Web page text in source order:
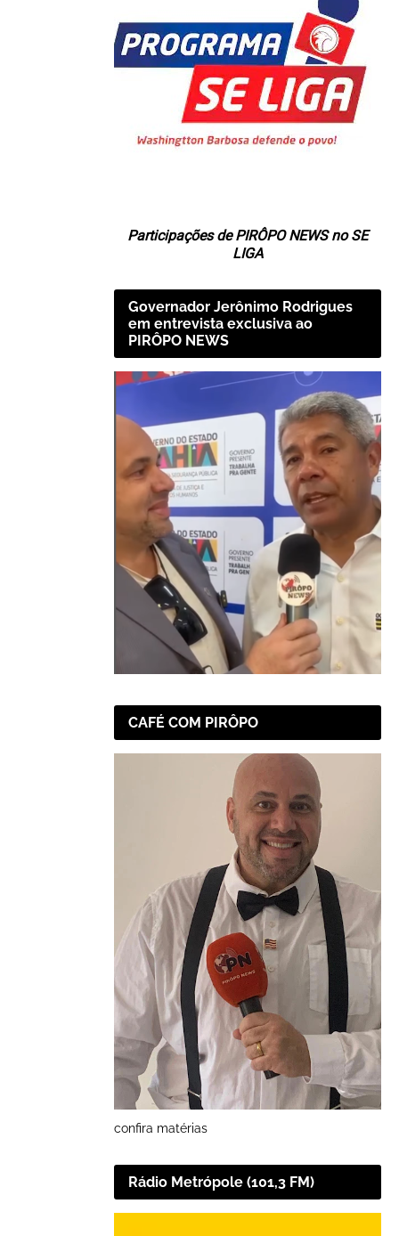
Participações de PIRÔPO NEWS no SE
LIGA
Governador Jerônimo Rodrigues
em entrevista exclusiva ao
PIRÔPO NEWS
CAFÉ COM PIRÔPO
confira matérias
Rádio Metrópole (101,3 FM)